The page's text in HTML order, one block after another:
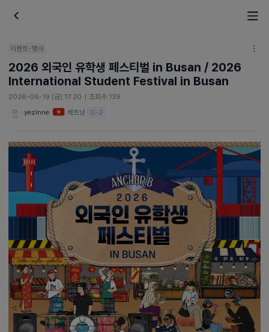
이벤트•행사
2026 외국인 유학생 페스티벌 in Busan / 2026
International Student Festival in Busan
2026-06-19 (금) 17:20 | 조회수 139
yezlnne
베트남· D-2